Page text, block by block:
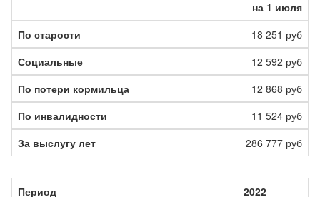
на 1 июля
18 251 руб
12 592 руб
12 868 руб
11 524 руб
286 777 руб
2022